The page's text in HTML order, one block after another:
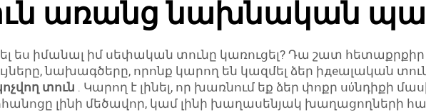
առանց նախնական
ես իմանալ իմ սեփական տունը կառուցել? Դա շատ հետաքրքիր
նախագծերը, որոնք կարող են կազմել ձեր իдеալական
տուն . Կարող է լինել, որ խառնում եք ձեր փոքր սύնդիքի
լինի մեծավոր, կամ լինի խաղասենյակ խաղացողների